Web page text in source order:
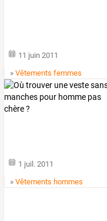
11 juin 2011
»Vêtements femmes
1 juil. 2011
»Vêtements hommes